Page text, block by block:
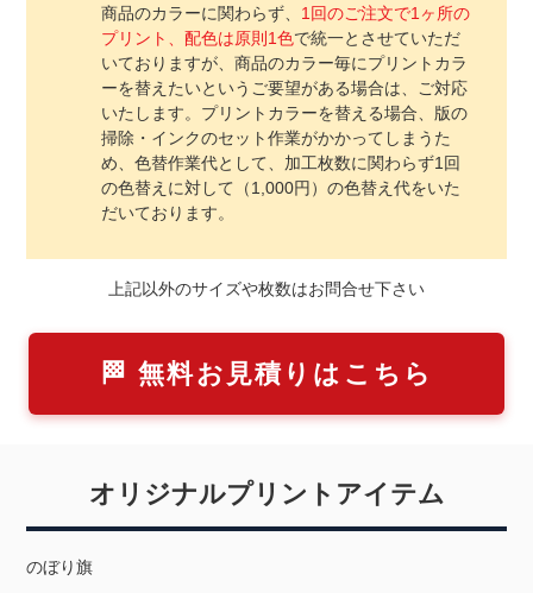
商品のカラーに関わらず、 1回のご注文で1ヶ所の
プリント、配色は原則1色で統一とさせていただ
いておりますが、商品のカラー毎にプリントカラ
ーを替えたいというご要望がある場合は、ご対応
いたします。プリントカラーを替える場合、版の
掃除・インクのセット作業がかかってしまうた
め、色替作業代として、加工枚数に関わらず1回
の色替えに対して（1,000円）の色替え代をいた
だいております。
上記以外のサイズや枚数はお問合せ下さい
🏁 無料お見積りはこちら
オリジナルプリントアイテム
のぼり旗